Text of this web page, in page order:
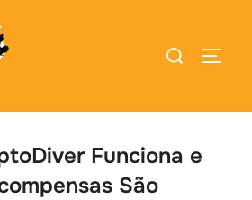
Pesquisar
Funciona e
São